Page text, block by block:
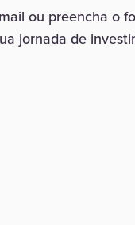
ou preencha o
jornada de